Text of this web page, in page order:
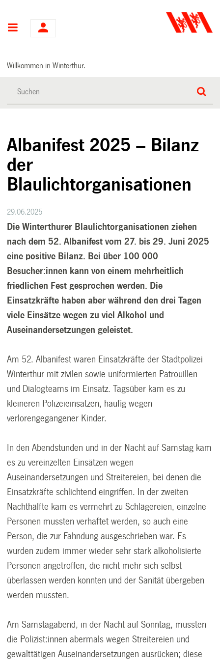
Hauptnavigation
Willkommen in Winterthur.
Albanifest 2025 – Bilanz
der
Blaulichtorganisationen
29.06.2025
Die Winterthurer Blaulichtorganisationen ziehen
nach dem 52. Albanifest vom 27. bis 29. Juni 2025
eine positive Bilanz. Bei über 100 000
Besucher:innen kann von einem mehrheitlich
friedlichen Fest gesprochen werden. Die
Einsatzkräfte haben aber während den drei Tagen
viele Einsätze wegen zu viel Alkohol und
Auseinandersetzungen geleistet.
Am 52. Albanifest waren Einsatzkräfte der Stadtpolizei
Winterthur mit zivilen sowie uniformierten Patrouillen
und Dialogteams im Einsatz. Tagsüber kam es zu
kleineren Polizeieinsätzen, häufig wegen
verlorengegangener Kinder.
In den Abendstunden und in der Nacht auf Samstag kam
es zu vereinzelten Einsätzen wegen
Auseinandersetzungen und Streitereien, bei denen die
Einsatzkräfte schlichtend eingriffen. In der zweiten
Nachthälfte kam es vermehrt zu Schlägereien, einzelne
Personen mussten verhaftet werden, so auch eine
Person, die zur Fahndung ausgeschrieben war. Es
wurden zudem immer wieder sehr stark alkoholisierte
Personen angetroffen, die nicht mehr sich selbst
überlassen werden konnten und der Sanität übergeben
werden mussten.
Am Samstagabend, in der Nacht auf Sonntag, mussten
die Polizist:innen abermals wegen Streitereien und
gewalttätigen Auseinandersetzungen ausrücken; diese